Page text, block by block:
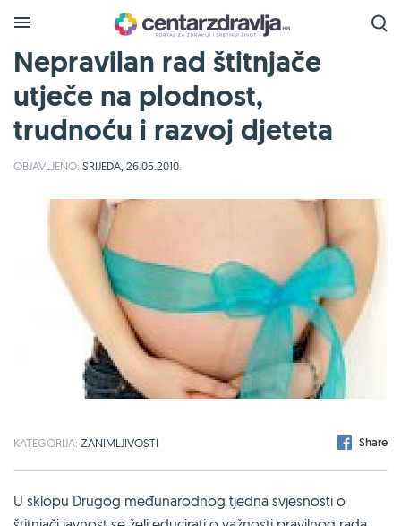
Nepravilan rad štitnjače
utječe na plodnost,
trudnoću i razvoj djeteta
OBJAVLJENO: SRIJEDA, 26.05.2010.
KATEGORIJA: ZANIMLJIVOSTI Share
U sklopu Drugog međunarodnog tjedna svjesnosti o